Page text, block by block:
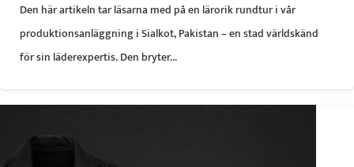
Den här artikeln tar läsarna med på en lärorik rundtur i vår
produktionsanläggning i Sialkot, Pakistan – en stad världskänd
för sin läderexpertis. Den bryter...